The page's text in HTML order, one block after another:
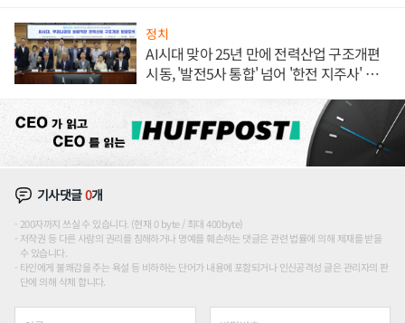
정치
AI시대 맞아 25년 만에 전력산업 구조개편
시동, '발전5사 통합' 넘어 '한전 지주사' 재편
기사댓글0개
200자까지 쓰실 수 있습니다. (현재 0 byte / 최대 400byte)
저작권 등 다른 사람의 권리를 침해하거나 명예를 훼손하는 댓글은 관련 법률에 의해 제재를 받을
수 있습니다.
타인에게 불쾌감을 주는 욕설 등 비하하는 단어가 내용에 포함되거나 인신공격성 글은 관리자의 판
단에 의해 삭제 합니다.